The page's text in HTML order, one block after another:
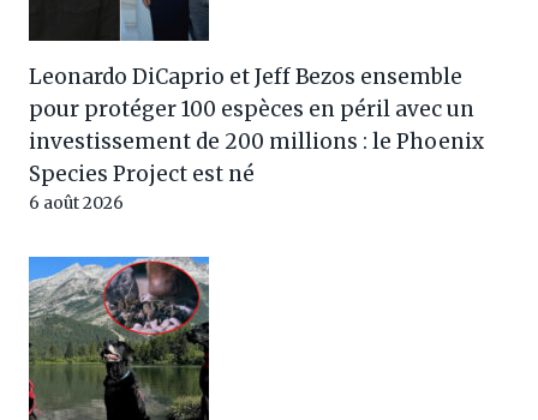
Leonardo DiCaprio et Jeff Bezos ensemble
pour protéger 100 espèces en péril avec un
investissement de 200 millions : le Phoenix
Species Project est né
6 août 2026